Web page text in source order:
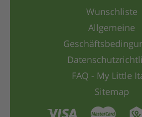
Wunschliste
Allgemeine
FAQ - My Little
Sitemap